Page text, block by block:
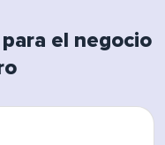
el negocio